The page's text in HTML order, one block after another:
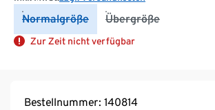
Normalgröße Übergröße
Zur Zeit nicht verfügbar
Bestellnummer: 140814